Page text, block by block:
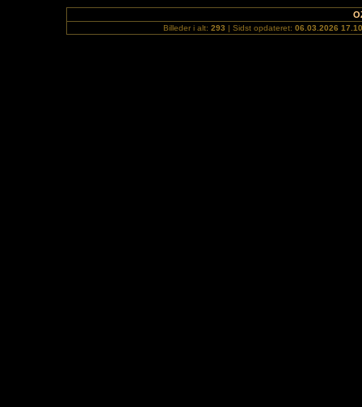
Billeder i alt: 293 | Sidst opdateret: 06.03.2026 17.10